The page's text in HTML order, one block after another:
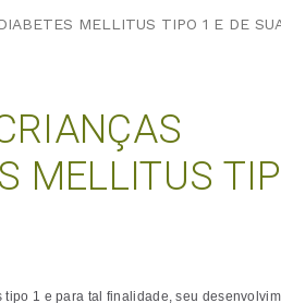
MELLITUS TIPO 1 E DE
MELLITUS
1 e para tal finalidade, seu